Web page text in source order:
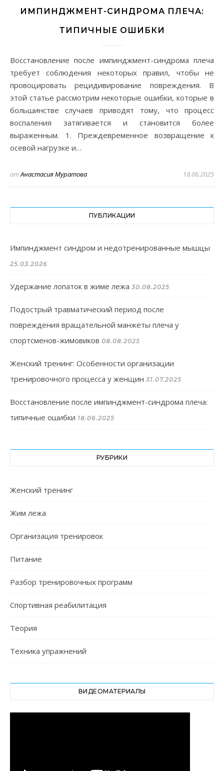
ИМПИНДЖМЕНТ-СИНДРОМА ПЛЕЧА:
ТИПИЧНЫЕ ОШИБКИ
Восстановление после импинджмент-синдрома плеча
требует соблюдения некоторых правил, чтобы не
провоцировать рецидивирование повреждения. В
этой статье рассмотрим некоторые ошибки, которые в
большинстве случаев приводят тому, что процесс
воспаления затягивается и становится более
выраженным. 1. Преждевременное возвращение к
осевой нагрузке и…
отАнастасия Муратова 18.06.2025
ПУБЛИКАЦИИ
Импинджмент синдром и недотренированные мышцы
25.03.2026
Удержание лопаток в жиме лежа 30.08.2025
Подострый травматический период после
повреждения вращательной манжеты плеча у
спортсменов-жимовиков 08.08.2025
Женский тренинг: Особенности организации
тренировочного процесса у женщин 31.07.2025
Восстановление после импинджмент-синдрома плеча:
типичные ошибки 18.06.2025
РУБРИКИ
Женский тренинг
Жим лежа
Организация тренировок
Питание
Разбор тренировочных программ
Спортивная реабилитация
Теория
Техника упражнений
ВИДЕОМАТЕРИАЛЫ